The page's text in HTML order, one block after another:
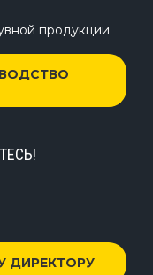
продукции
ДИРЕКТОРУ